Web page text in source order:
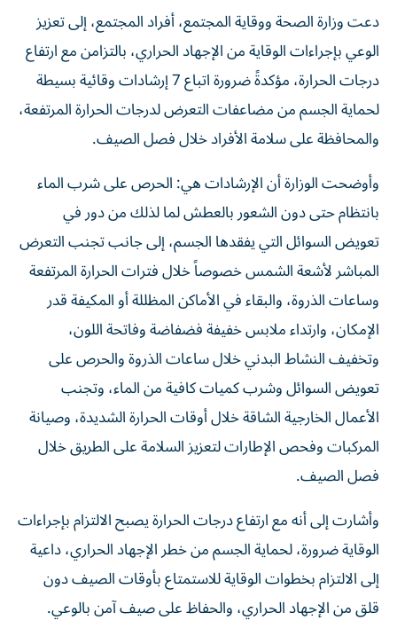
دعت وزارة الصحة ووقاية المجتمع، أفراد المجتمع، إلى تعزيز
الوعي بإجراءات الوقاية من الإجهاد الحراري، بالتزامن مع ارتفاع
درجات الحرارة، مؤكدةً ضرورة اتباع 7 إرشادات وقائية بسيطة
لحماية الجسم من مضاعفات التعرض لدرجات الحرارة المرتفعة،
والمحافظة على سلامة الأفراد خلال فصل الصيف.
وأوضحت الوزارة أن الإرشادات هي: الحرص على شرب الماء
بانتظام حتى دون الشعور بالعطش لما لذلك من دور في
تعويض السوائل التي يفقدها الجسم، إلى جانب تجنب التعرض
المباشر لأشعة الشمس خصوصاً خلال فترات الحرارة المرتفعة
وساعات الذروة، والبقاء في الأماكن المظللة أو المكيفة قدر
الإمكان، وارتداء ملابس خفيفة فضفاضة وفاتحة اللون،
وتخفيف النشاط البدني خلال ساعات الذروة والحرص على
تعويض السوائل وشرب كميات كافية من الماء، وتجنب
الأعمال الخارجية الشاقة خلال أوقات الحرارة الشديدة، وصيانة
المركبات وفحص الإطارات لتعزيز السلامة على الطريق خلال
فصل الصيف.
وأشارت إلى أنه مع ارتفاع درجات الحرارة يصبح الالتزام بإجراءات
الوقاية ضرورة، لحماية الجسم من خطر الإجهاد الحراري، داعية
إلى الالتزام بخطوات الوقاية للاستمتاع بأوقات الصيف دون
قلق من الإجهاد الحراري، والحفاظ على صيف آمن بالوعي.